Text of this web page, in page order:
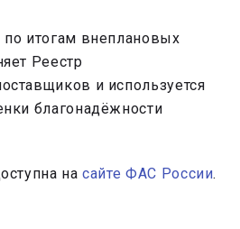
итогам внеплановых
Реестр
и используется
благонадёжности
насайте ФАС России.